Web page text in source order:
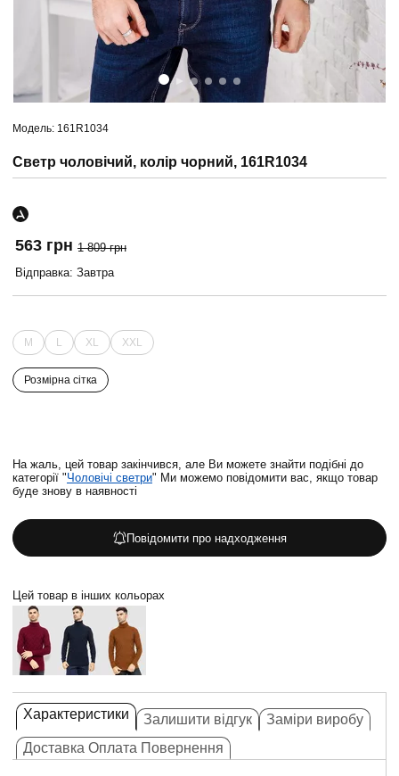
Модель: 161R1034
Светр чоловічий, колір чорний, 161R1034
563 грн 1 809 грн
Відправка: Завтра
M L XL XXL
Розмірна сітка
На жаль, цей товар закінчився, але Ви можете знайти подібні до
категорії "Чоловічі светри" Ми можемо повідомити вас, якщо товар
буде знову в наявності
Повідомити про надходження
Цей товар в інших кольорах
Характеристики Залишити відгук
Заміри виробу
Доставка Оплата Повернення